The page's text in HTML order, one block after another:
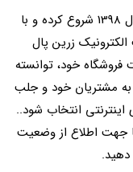
فروشگاه آنلاین عادل لند فعالیت خود را از سال 1398 شروع کرده و با
زرین پال
خود، توانسته
به مشتریان خود و جلب
اینترنتی انتخاب شود..
جهت اطلاع از وضعیت